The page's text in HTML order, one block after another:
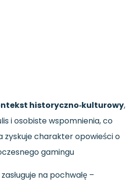
historyczno‑kulturowy,
i osobiste wspomnienia, co
zyskuje charakter opowieści o
gamingu
na pochwałę –